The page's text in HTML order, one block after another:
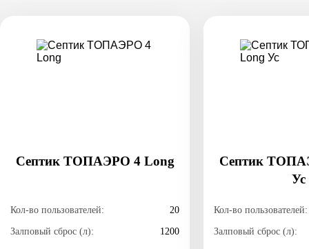
Септик TOПАЭРО 4 Long
Кол-во пользователей: 20
Залповый сброс (л): 1200
Септик
Ус
Кол-во пользователей:
Залповый сброс (л):